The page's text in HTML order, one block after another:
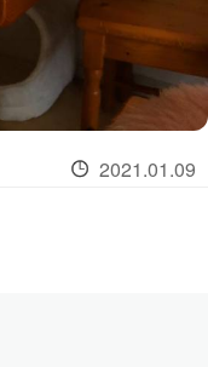
2021.01.09